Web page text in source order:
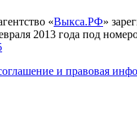
«Выкса.РФ»
2013 года под
и правовая